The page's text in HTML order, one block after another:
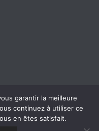
garantir la meilleure
continuez à utiliser ce
en êtes satisfait.